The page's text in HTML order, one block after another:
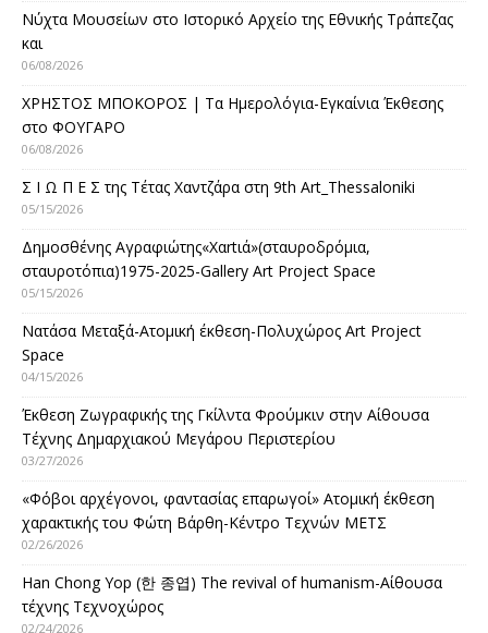
Νύχτα Μουσείων στο Ιστορικό Αρχείο της Εθνικής Τράπεζας
και
06/08/2026
ΧΡΗΣΤΟΣ ΜΠΟΚΟΡΟΣ | Τα Ημερολόγια-Εγκαίνια Έκθεσης
στο ΦΟΥΓΑΡΟ
06/08/2026
Σ Ι Ω Π Ε Σ της Τέτας Χαντζάρα στη 9th Art_Thessaloniki
05/15/2026
Δημοσθένης Αγραφιώτης«Xαrtιά»(σταυροδρόμια,
σταυροτόπια)1975-2025-Gallery Art Project Space
05/15/2026
Νατάσα Μεταξά-Ατομική έκθεση-Πολυχώρος Art Project
Space
04/15/2026
Έκθεση Ζωγραφικής της Γκίλντα Φρούμκιν στην Αίθουσα
Τέχνης Δημαρχιακού Μεγάρου Περιστερίου
03/27/2026
«Φόβοι αρχέγονοι, φαντασίας επαρωγοί» Ατομική έκθεση
χαρακτικής του Φώτη Βάρθη-Κέντρο Τεχνών ΜΕΤΣ
02/26/2026
Han Chong Yop (한 종엽) The revival of humanism-Αίθουσα
τέχνης Τεχνοχώρος
02/24/2026